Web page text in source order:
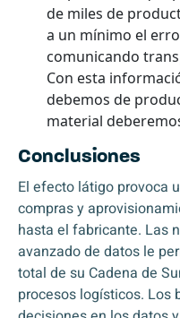
de miles de
a un mínimo el
comunicando
Con esta
debemos de
material
Conclusiones
El efecto látigo provoca
compras y
hasta el fabricante. Las
avanzado de datos le
total de su Cadena de
procesos logísticos. Los